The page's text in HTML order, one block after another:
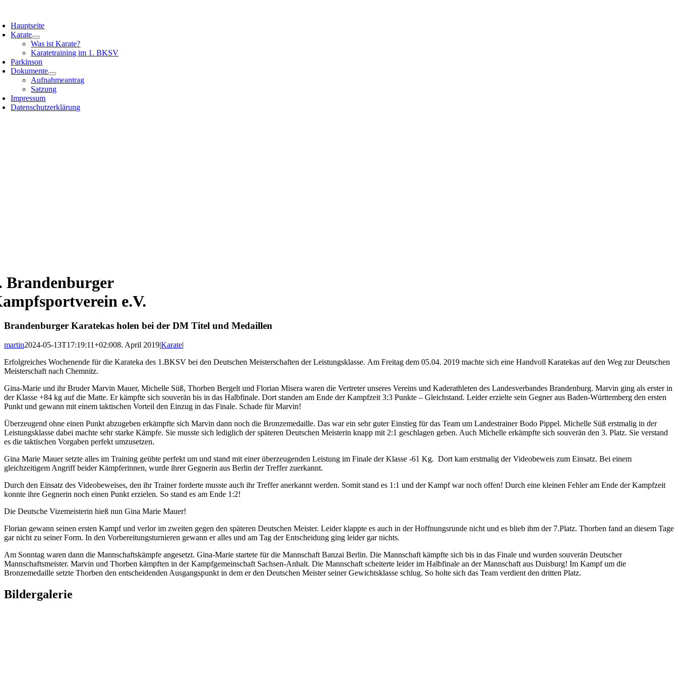
springen
Hauptseite
Karate
Was ist Karate?
Karatetraining im 1. BKSV
Parkinson
Dokumente
Aufnahmeantrag
Satzung
Impressum
Datenschutzerklärung
Brandenburger
e.V.
Brandenburger Karatekas holen bei der DM Titel und Medaillen
martin2024-05-13T17:19:11+02:008. April 2019|Karate|
Erfolgreiches Wochenende für die Karateka des 1.BKSV bei den Deutschen Meisterschaften der Leistungsklasse. Am Freitag dem 05.04. 2019 machte sich eine Handvoll Karatekas auf den Weg zur Deutschen
Meisterschaft nach Chemnitz.
Gina-Marie und ihr Bruder Marvin Mauer, Michelle Süß, Thorben Bergelt und Florian Misera waren die Vertreter unseres Vereins und Kaderathleten des Landesverbandes Brandenburg. Marvin ging als erster in
der Klasse +84 kg auf die Matte. Er kämpfte sich souverän bis in das Halbfinale. Dort standen am Ende der Kampfzeit 3:3 Punkte – Gleichstand. Leider erzielte sein Gegner aus Baden-Württemberg den ersten
Punkt und gewann mit einem taktischen Vorteil den Einzug in das Finale. Schade für Marvin!
Überzeugend ohne einen Punkt abzugeben erkämpfte sich Marvin dann noch die Bronzemedaille. Das war ein sehr guter Einstieg für das Team um Landestrainer Bodo Pippel. Michelle Süß erstmalig in der
Leistungsklasse dabei machte sehr starke Kämpfe. Sie musste sich lediglich der späteren Deutschen Meisterin knapp mit 2:1 geschlagen geben. Auch Michelle erkämpfte sich souverän den 3. Platz. Sie verstand
es die taktischen Vorgaben perfekt umzusetzen.
Gina Marie Mauer setzte alles im Training geübte perfekt um und stand mit einer überzeugenden Leistung im Finale der Klasse -61 Kg. Dort kam erstmalig der Videobeweis zum Einsatz. Bei einem
gleichzeitigem Angriff beider Kämpferinnen, wurde ihrer Gegnerin aus Berlin der Treffer zuerkannt.
Durch den Einsatz des Videobeweises, den ihr Trainer forderte musste auch ihr Treffer anerkannt werden. Somit stand es 1:1 und der Kampf war noch offen! Durch eine kleinen Fehler am Ende der Kampfzeit
konnte ihre Gegnerin noch einen Punkt erzielen. So stand es am Ende 1:2!
Die Deutsche Vizemeisterin hieß nun Gina Marie Mauer!
Florian gewann seinen ersten Kampf und verlor im zweiten gegen den späteren Deutschen Meister. Leider klappte es auch in der Hoffnungsrunde nicht und es blieb ihm der 7.Platz. Thorben fand an diesem Tage
gar nicht zu seiner Form. In den Vorbereitungsturnieren gewann er alles und am Tag der Entscheidung ging leider gar nichts.
Am Sonntag waren dann die Mannschaftskämpfe angesetzt. Gina-Marie startete für die Mannschaft Banzai Berlin. Die Mannschaft kämpfte sich bis in das Finale und wurden souverän Deutscher
Mannschaftsmeister. Marvin und Thorben kämpften in der Kampfgemeinschaft Sachsen-Anhalt. Die Mannschaft scheiterte leider im Halbfinale an der Mannschaft aus Duisburg! Im Kampf um die
Bronzemedaille setzte Thorben den entscheidenden Ausgangspunkt in dem er den Deutschen Meister seiner Gewichtsklasse schlug. So holte sich das Team verdient den dritten Platz.
Bildergalerie